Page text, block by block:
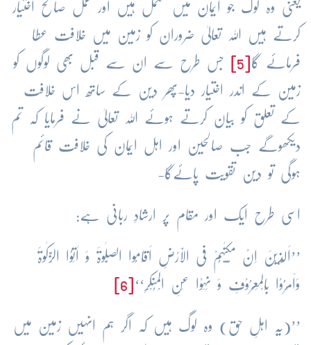
یعنی وہ لوگ جو ایمان میں مکمل ہیں اور عمل صالح اختیار
کرتے ہیں اللہ تعالیٰ ضروران کو زمین میں خلافت عطا
فرمائے گا جس طرح سے ان سے قبل بھی لوگوں کو
زمین کے اندر اختیار دیا-پھر دین کے ساتھ اس خلافت
کے تعلق کو بیان کرتے ہوئے اللہ تعالیٰ نے فرمایا کہ تم
دیکھوگے جب صالحین اور اہل ایمان کی خلافت قائم
ہوگی تو دین تقویت پائےگا-
اسی طرح ایک اور مقام پر ارشادِ ربانی ہے:
’’اَلَّذِیْنَ اِنْ مَّکَّنّٰہُمْ فِی الْاَرْضِ اَقَامُوا الصَّلٰوۃَ وَ اٰتَوُا الزَّکٰوۃَ
وَاَمَرُوْا بِالْمَعْرُوْفِ وَ نَہَوْا عَنِ الْمُنْکَرِ‘‘
’’(یہ اہلِ حق) وہ لوگ ہیں کہ اگر ہم انہیں زمین میں